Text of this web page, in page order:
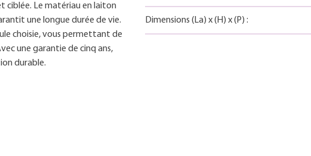
ciblée. Le matériau en laiton
une longue durée de vie.
choisie, vous permettant de
une garantie de cinq ans,
durable.
Dimensions (La) x(H) x(P) :